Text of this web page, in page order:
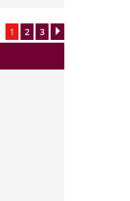
1 2 3